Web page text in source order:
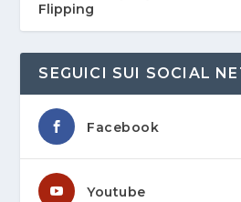
Flipping
SEGUICI SUI SOCIAL
Facebook
Youtube